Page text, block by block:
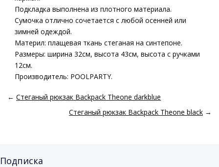
Подкладка выполнена из плотного материала.
Сумочка отлично сочетается с любой осенней или
зимней одеждой.
Материл: плащевая ткань стеганая на синтепоне.
Размеры: ширина 32см, высота 43см, высота с ручками
12см.
Производитель: POOLPARTY.
← Стеганый рюкзак Backpack Theone darkblue
Стеганый рюкзак Backpack Theone black →
Подписка